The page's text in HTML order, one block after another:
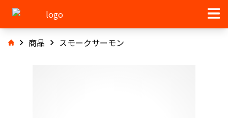
商品 スモークサーモン